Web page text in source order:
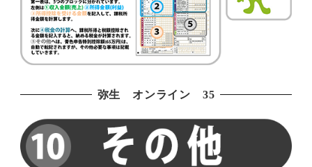
弥生 オンライン 35